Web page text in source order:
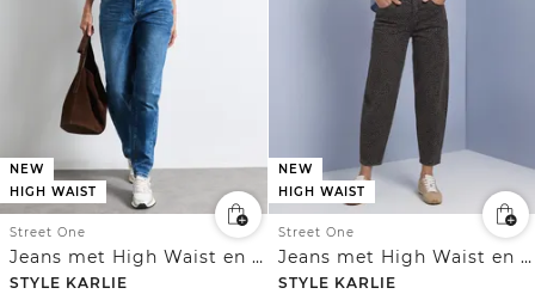
NEW
HIGH WAIST
Street One
Jeans met High Waist en wijd uitlopende pijpen in een Loose Fit-pasvorm
STYLE KARLIE
NEW
HIGH WAIST
Street One
Jeans met High Waist en wijd uitlopende pijpen in een Loose Fit-pasvorm
STYLE KARLIE